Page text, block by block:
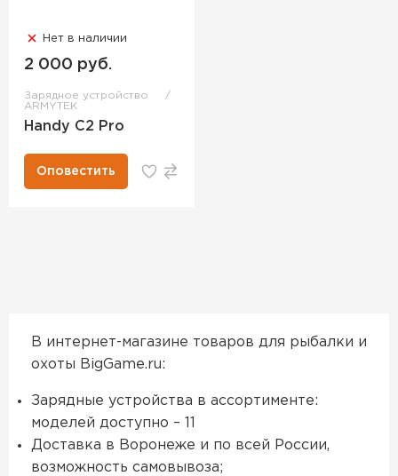
Нет в наличии
2 000 руб.
Зарядное устройство
ARMYTEK
Handy C2 Pro
Оповестить
В интернет-магазине товаров для рыбалки и
охоты BigGame.ru:
Зарядные устройства в ассортименте:
моделей доступно – 11
Доставка в Воронеже и по всей России,
возможность самовывоза;